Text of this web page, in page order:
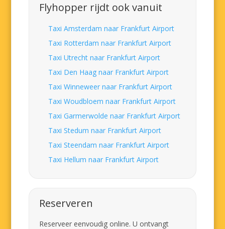
Flyhopper rijdt ook vanuit
Taxi Amsterdam naar Frankfurt Airport
Taxi Rotterdam naar Frankfurt Airport
Taxi Utrecht naar Frankfurt Airport
Taxi Den Haag naar Frankfurt Airport
Taxi Winneweer naar Frankfurt Airport
Taxi Woudbloem naar Frankfurt Airport
Taxi Garmerwolde naar Frankfurt Airport
Taxi Stedum naar Frankfurt Airport
Taxi Steendam naar Frankfurt Airport
Taxi Hellum naar Frankfurt Airport
Reserveren
Reserveer eenvoudig online. U ontvangt